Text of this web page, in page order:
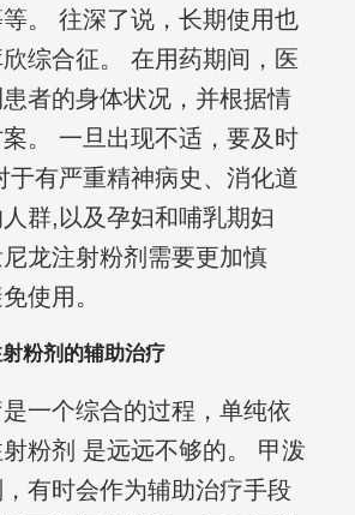
。 往深了说，长期使用也
综合征。 在用药期间，医
者的身体状况，并根据情
。 一旦出现不适，要及时
于有严重精神病史、消化道
群,以及孕妇和哺乳期妇
龙注射粉剂需要更加慎
使用。
粉剂的辅助治疗
一个综合的过程，单纯依
粉剂 是远远不够的。 甲泼
有时会作为辅助治疗手段